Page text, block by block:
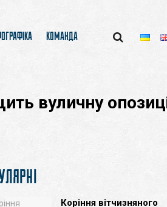
КОМАНДА
вуличну
Коріння вітчизняного